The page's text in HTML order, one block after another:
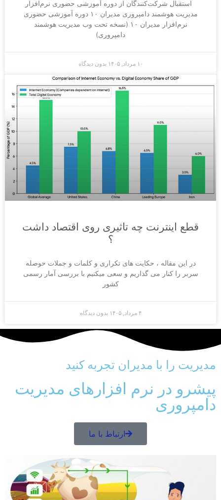
استقبال شرکت‌کنندگان از دوره آموزشی حضوری نرم‌افزار
مدیریت هوشمند دامپروری مدیران ۱۰ دوره آموزشی حضوری
نرم‌افزار مدیران ۱۰ (نسخه تحت وب مدیریت هوشمند
دامپروری)
۱۰ مرداد, ۱۴۰۵ بدون دیدگاه
قطع اینترنت چه تاثیری روی اقتصاد داشت
؟
در این مقاله ، حکایت های تکراری و کلمات و جملات حوصله
سربر را کنار می گذاریم و سعی میکنیم با بررسی آمار رسمی
کشور
۴ مرداد, ۱۴۰۵ بدون دیدگاه
مدیریت را با مدیران تجربه کنید
پیشرو در نرم افزارهای مدیریت
دامپروری
ارتباط با ما